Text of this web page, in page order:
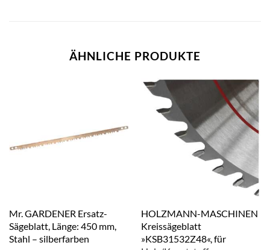
ÄHNLICHE PRODUKTE
Mr. GARDENER Ersatz-
Sägeblatt, Länge: 450 mm,
Stahl – silberfarben
HOLZMANN-MASCHINEN
Kreissägeblatt
»KSB31532Z48«, für